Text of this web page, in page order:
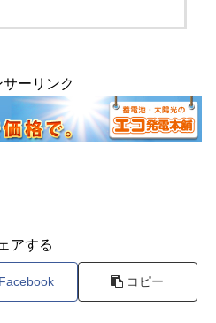
サーリンク
アする
Facebook コピー